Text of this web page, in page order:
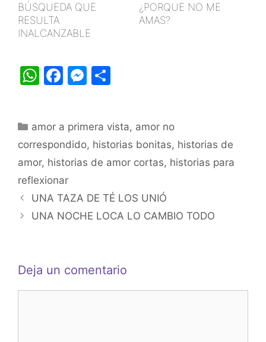
BÚSQUEDA QUE
RESULTA
INALCANZABLE
¿PORQUE NO ME
AMAS?
W
s
A
p
p
F
e
b
o
o
k
M
s
e
n
g
er
e
Categorías
amor a primera vista, amor no
correspondido, historias bonitas, historias de
amor, historias de amor cortas, historias para
reflexionar
UNA TAZA DE TÉ LOS UNIÓ
UNA NOCHE LOCA LO CAMBIO TODO
Deja un comentario